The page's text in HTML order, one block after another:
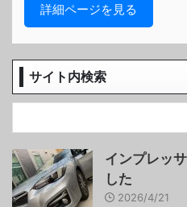
詳細ページを見る
サイト内検索
インプレッ
した
2026/4/21